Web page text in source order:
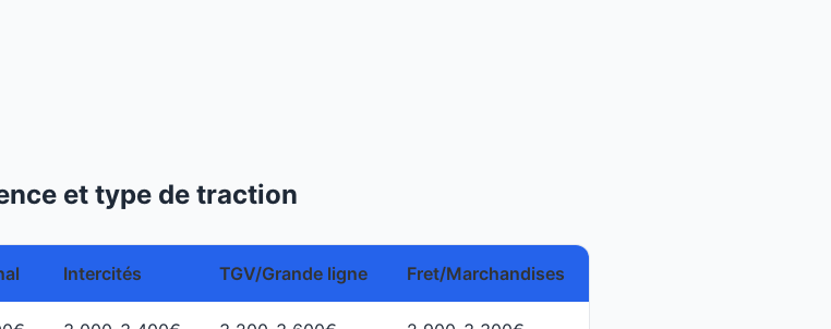
et type de traction
Intercités TGV/Grande ligne Fret/Marchandises